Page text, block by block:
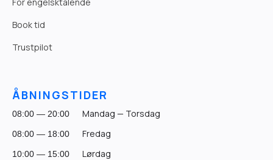
Book tid
Trustpilot
ÅBNINGSTIDER
Mandag — Torsdag
08:00 — 20:00
Fredag
08:00 — 18:00
Lørdag
10:00 — 15:00